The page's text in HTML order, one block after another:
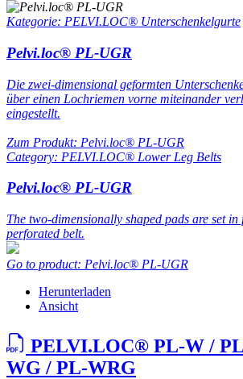
Kategorie: PELVI.LOC® Unterschenkelgurte
Pelvi.loc® PL-UGR
Die zwei-dimensional geformten
über einen Lochriemen vorne miteinander
eingestellt.
Zum Produkt: Pelvi.loc® PL-UGR
Category: PELVI.LOC® Lower Leg Belts
Pelvi.loc® PL-UGR
The two-dimensionally shaped pads are set in
perforated belt.
Go to product: Pelvi.loc® PL-UGR
Herunterladen
Ansicht
PELVI.LOC® PL-W /
WG / PL-WRG